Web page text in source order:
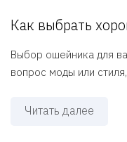
Как выбрать
Выбор ошейника для
вопрос моды или стиля,
Читать далее